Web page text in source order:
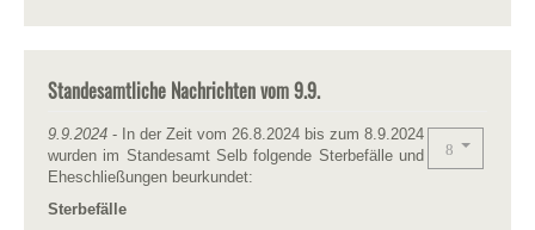
Standesamtliche Nachrichten vom 9.9.
9.9.2024 - In der Zeit vom 26.8.2024 bis zum 8.9.2024
wurden im Standesamt Selb folgende Sterbefälle und
Eheschließungen beurkundet:
Sterbefälle